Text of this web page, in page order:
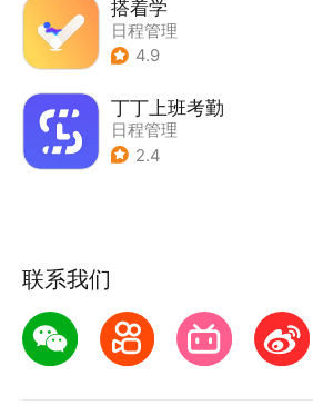
搭着学
日程管理
4.9
丁丁上班考勤
日程管理
2.4
联系我们